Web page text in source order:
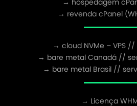
→ revenda cPanel
→ cloud NVMe – VPS
→ bare metal Canadá //
→ bare metal Brasil //
→ Licença